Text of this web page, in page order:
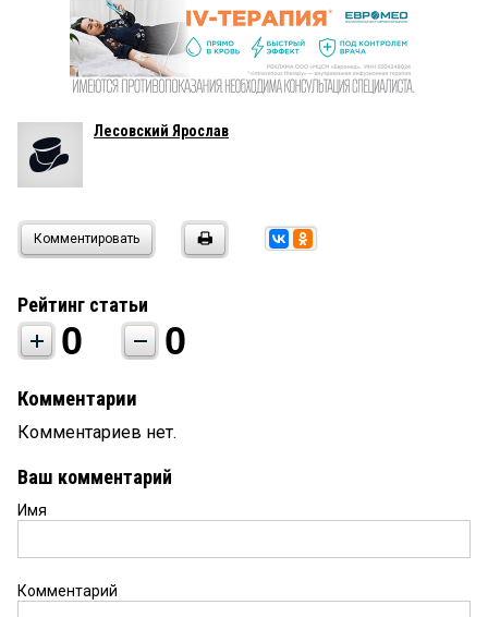
Лесовский Ярослав
Комментировать
Рейтинг статьи
0 0
Комментарии
Комментариев нет.
Ваш комментарий
Имя
Комментарий